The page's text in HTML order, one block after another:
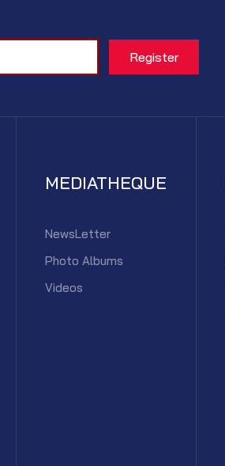
MEDIATHEQUE
NewsLetter
Photo Albums
Videos